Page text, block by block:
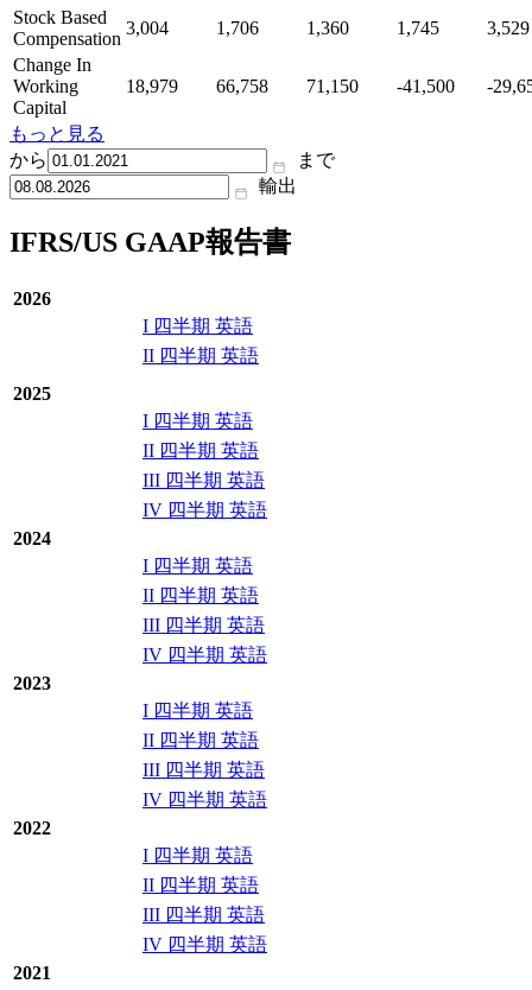
Stock Based
Compensation
3,004 1,706 1,360 1,745
3,529
Change In
Working
Capital
18,979 66,758 71,150 -41,500 -
もっと見る
から
まで
輸出
IFRS/US GAAP報告書
2026
I 四半期 英語
II 四半期 英語
2025
I 四半期 英語
II 四半期 英語
III 四半期 英語
IV 四半期 英語
2024
I 四半期 英語
II 四半期 英語
III 四半期 英語
IV 四半期 英語
2023
I 四半期 英語
II 四半期 英語
III 四半期 英語
IV 四半期 英語
2022
I 四半期 英語
II 四半期 英語
III 四半期 英語
IV 四半期 英語
2021